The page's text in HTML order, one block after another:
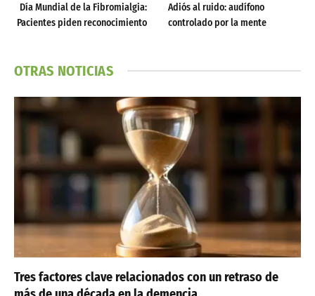
Día Mundial de la Fibromialgia:
Pacientes piden reconocimiento
Adiós al ruido: audífono
controlado por la mente
OTRAS NOTICIAS
Tres factores clave relacionados con un retraso de